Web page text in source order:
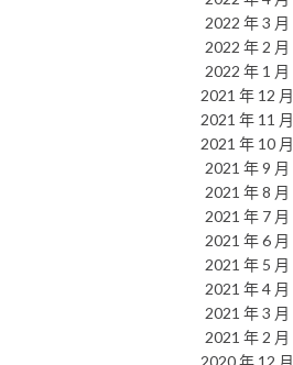
2022 年 3 月
2022 年 2 月
2022 年 1 月
2021 年 12 月
2021 年 11 月
2021 年 10 月
2021 年 9 月
2021 年 8 月
2021 年 7 月
2021 年 6 月
2021 年 5 月
2021 年 4 月
2021 年 3 月
2021 年 2 月